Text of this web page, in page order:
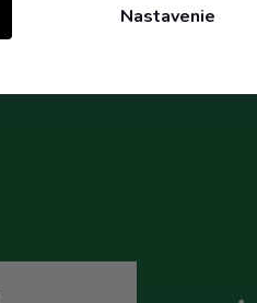
Nastavenie